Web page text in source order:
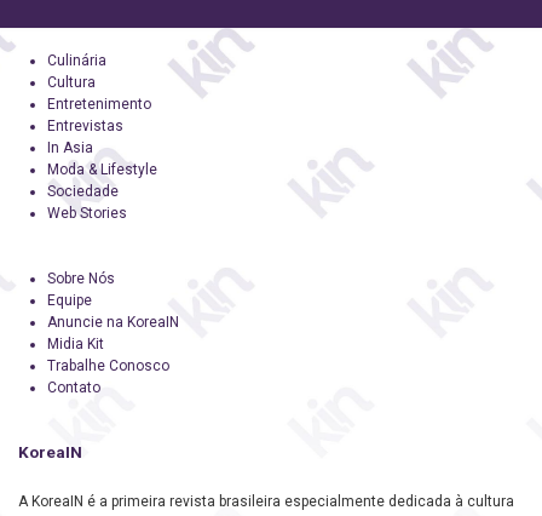
Culinária
Cultura
Entretenimento
Entrevistas
In Asia
Moda & Lifestyle
Sociedade
Web Stories
Sobre Nós
Equipe
Anuncie na KoreaIN
Midia Kit
Trabalhe Conosco
Contato
KoreaIN
A KoreaIN é a primeira revista brasileira especialmente dedicada à cultura